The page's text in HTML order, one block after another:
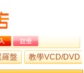
羅盤 教學VCD/DVD